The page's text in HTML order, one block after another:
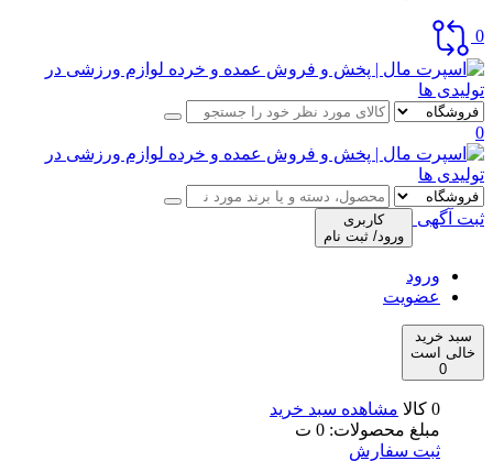
0
0
ثبت آگهی
کاربری
ورود/ ثبت نام
ورود
عضویت
سبد خرید
خالی است
0
0 کالا
مشاهده سبد خرید
مبلغ محصولات: 0 ت
ثبت سفارش